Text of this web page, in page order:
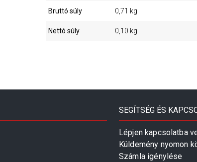
Bruttó súly 0,71 kg
Nettó súly 0,10 kg
SEGÍTSÉG ÉS
Lépjen kapcsolatba
Küldemény nyomon
Számla igénylése